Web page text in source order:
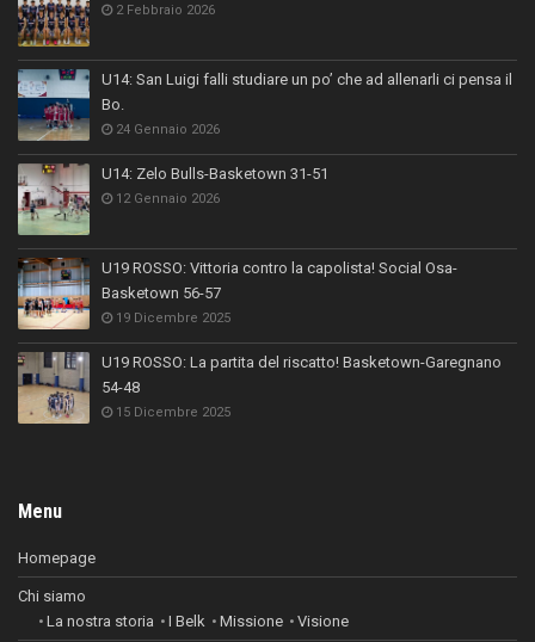
2 Febbraio 2026
U14: San Luigi falli studiare un po’ che ad allenarli ci pensa il
Bo.
24 Gennaio 2026
U14: Zelo Bulls-Basketown 31-51
12 Gennaio 2026
U19 ROSSO: Vittoria contro la capolista! Social Osa-
Basketown 56-57
19 Dicembre 2025
U19 ROSSO: La partita del riscatto! Basketown-Garegnano
54-48
15 Dicembre 2025
Menu
Homepage
Chi siamo
La nostra storia
I Belk Missione Visione